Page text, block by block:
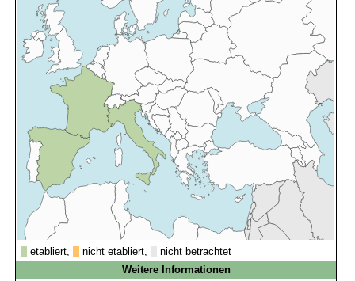
etabliert, nicht etabliert,
nicht betrachtet
Weitere Informationen